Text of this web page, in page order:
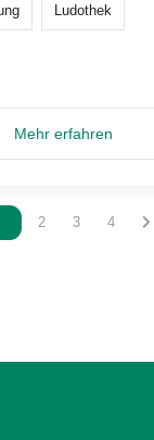
Ludothek
Mehr erfahren
êtes sur la page
Vous êtes sur la
2 Vous êtes
3 Vous
4